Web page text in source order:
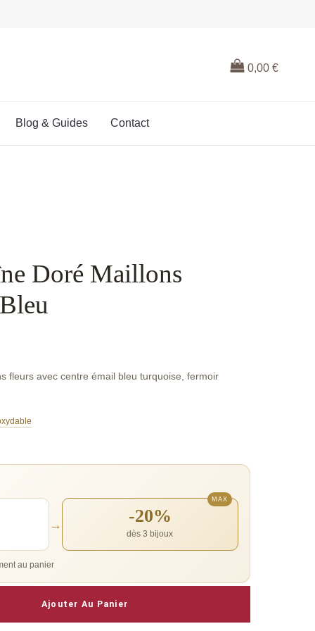
0,00 €
Blog & Guides Contact
Doré Maillons
fleurs avec centre émail bleu turquoise, fermoir
→ -20%
dès 3 bijoux
au panier
Ajouter Au Panier